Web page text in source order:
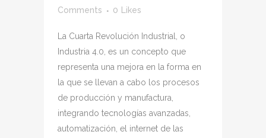
Comments
0 Likes
La Cuarta Revolución Industrial, o
Industria 4.0, es un concepto que
representa una mejora en la forma en
la que se llevan a cabo los procesos
de producción y manufactura,
integrando tecnologías avanzadas,
automatización, el internet de las